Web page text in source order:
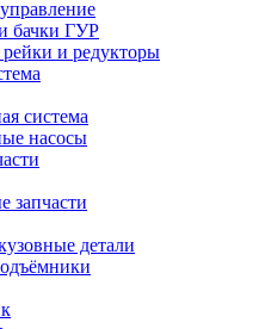
бачки ГУР
и редукторы
система
насосы
запчасти
детали